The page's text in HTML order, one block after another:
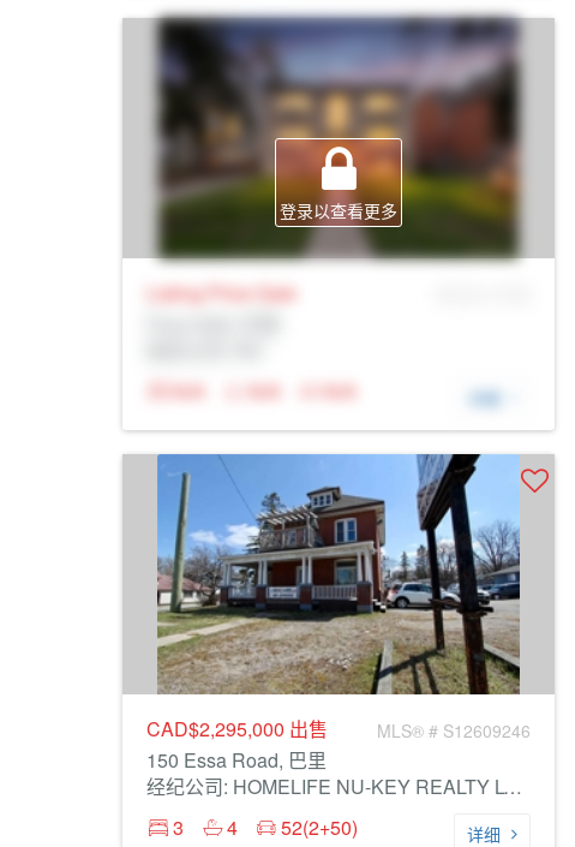
登录以查看更多
Listing Price Sale
N/A
N/A N/A 详细
CAD$2,295,000 出售 MLS® # S12609246
150 Essa Road, 巴里
经纪公司: HOMELIFE NU-KEY REALTY LTD.
3
4 52(2+50) 详细